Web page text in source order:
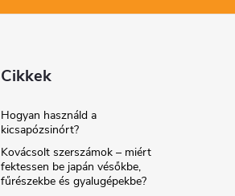
Cikkek
Hogyan használd a
kicsapózsinórt?
Kovácsolt szerszámok – miért
fektessen be japán vésőkbe,
fűrészekbe és gyalugépekbe?